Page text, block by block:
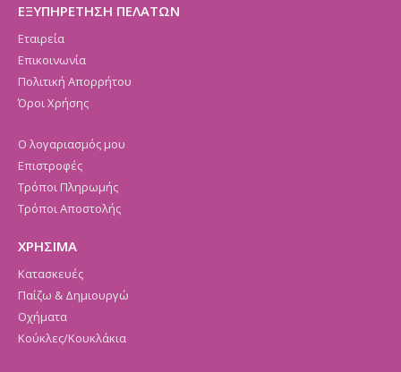
ΕΞΥΠΗΡΕΤΗΣΗ ΠΕΛΑΤΩΝ
Εταιρεία
Επικοινωνία
Πολιτική Απορρήτου
Όροι Χρήσης
Ο λογαριασμός μου
Επιστροφές
Τρόποι Πληρωμής
Τρόποι Αποστολής
ΧΡΗΣΙΜΑ
Κατασκευές
Παίζω & Δημιουργώ
Οχήματα
Κούκλες/Κουκλάκια